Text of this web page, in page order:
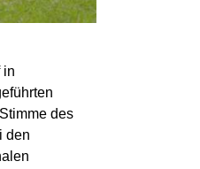
in
des
den